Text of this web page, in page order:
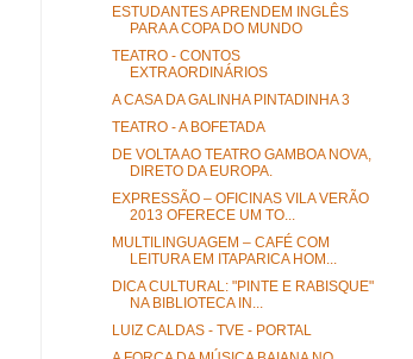
ESTUDANTES APRENDEM INGLÊS
PARA A COPA DO MUNDO
TEATRO - CONTOS
EXTRAORDINÁRIOS
A CASA DA GALINHA PINTADINHA 3
TEATRO - A BOFETADA
DE VOLTA AO TEATRO GAMBOA NOVA,
DIRETO DA EUROPA.
EXPRESSÃO – OFICINAS VILA VERÃO
2013 OFERECE UM TO...
MULTILINGUAGEM – CAFÉ COM
LEITURA EM ITAPARICA HOM...
DICA CULTURAL: "PINTE E RABISQUE"
NA BIBLIOTECA IN...
LUIZ CALDAS - TVE - PORTAL